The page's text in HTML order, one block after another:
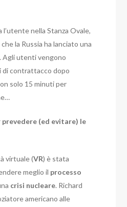
l’utente nella Stanza Ovale,
la Russia ha lanciato una
Agli utenti vengono
contrattacco dopo
solo 15 minuti per
(ed evitare) le
virtuale (VR) è stata
meglio il processo
crisi nucleare. Richard
americano alle